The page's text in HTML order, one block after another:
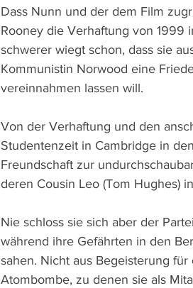
Dass Nunn und der dem Film
Rooney die Verhaftung von 1999
schwerer wiegt schon, dass sie
Kommunistin Norwood eine
vereinnahmen lassen will.
Von der Verhaftung und den
Studentenzeit in Cambridge in
Freundschaft zur
deren Cousin Leo (Tom Hughes)
Nie schloss sie sich aber der
während ihre Gefährten in den
sahen. Nicht aus Begeisterung
Atombombe, zu denen sie als